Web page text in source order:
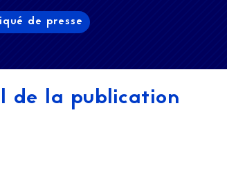
de presse
de la publication